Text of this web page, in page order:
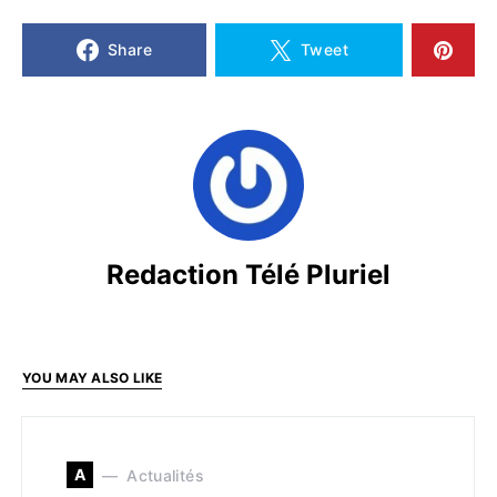
Share Tweet
Redaction Télé Pluriel
YOU MAY ALSO LIKE
A Actualités